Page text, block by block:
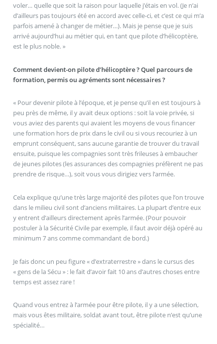
voler… quelle que soit la raison pour laquelle j’étais en vol. (Je n’ai
d’ailleurs pas toujours été en accord avec celle-ci, et c’est ce qui m’a
parfois amené à changer de métier…). Mais je pense que je suis
arrivé aujourd’hui au métier qui, en tant que pilote d’hélicoptère,
est le plus noble. »
Comment devient-on pilote d’hélicoptère ? Quel parcours de
formation, permis ou agréments sont nécessaires ?
« Pour devenir pilote à l’époque, et je pense qu’il en est toujours à
peu près de même, il y avait deux options : soit la voie privée, si
vous aviez des parents qui avaient les moyens de vous financer
une formation hors de prix dans le civil ou si vous recouriez à un
emprunt conséquent, sans aucune garantie de trouver du travail
ensuite, puisque les compagnies sont très frileuses à embaucher
de jeunes pilotes (les assurances des compagnies préfèrent ne pas
prendre de risque…), soit vous vous dirigiez vers l’armée.
Cela explique qu’une très large majorité des pilotes que l’on trouve
dans le milieu civil sont d’anciens militaires. La plupart d’entre eux
y entrent d’ailleurs directement après l’armée. (Pour pouvoir
postuler à la Sécurité Civile par exemple, il faut avoir déjà opéré au
minimum 7 ans comme commandant de bord.)
Je fais donc un peu figure « d’extraterrestre » dans le cursus des
« gens de la Sécu » : le fait d’avoir fait 10 ans d’autres choses entre
temps est assez rare !
Quand vous entrez à l’armée pour être pilote, il y a une sélection,
mais vous êtes militaire, soldat avant tout, être pilote n’est qu’une
spécialité…